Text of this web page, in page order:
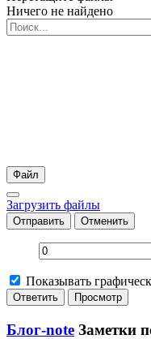
Ничего не найдено
Файл
Загрузить файлы
Отправить Отменить
Показывать
Блог-note Заметки